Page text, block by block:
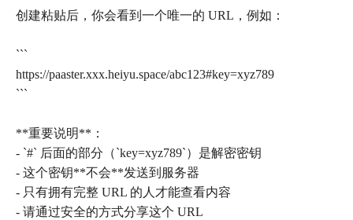
创建粘贴后，你会看到一个唯一的 URL，例如：
```
https://paaster.xxx.heiyu.space/abc123#key=xyz789
```
**重要说明**：
- `#` 后面的部分（`key=xyz789`）是解密密钥
- 这个密钥**不会**发送到服务器
- 只有拥有完整 URL 的人才能查看内容
- 请通过安全的方式分享这个 URL